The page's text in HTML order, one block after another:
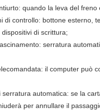
quando la leva del
di controllo: bottone esterno,
di scrittura;
serratura
il computer può
automatica: se la
per annullare il